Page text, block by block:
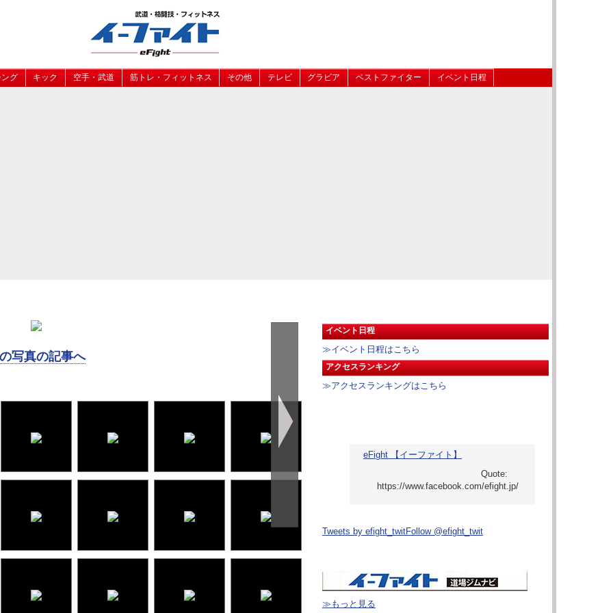
グ キック 空手・武道 筋トレ・フィットネス その他 テレビ グラビア ベストファイター イベント日程
写真の記事へ
イベント日程
≫イベント日程はこちら
アクセスランキング
≫アクセスランキングはこちら
eFight 【イーファイト】
Tweets by efight_twitFollow @efight_twit
≫もっと見る